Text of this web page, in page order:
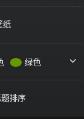
约主义
纸
绿色
黑色
排序